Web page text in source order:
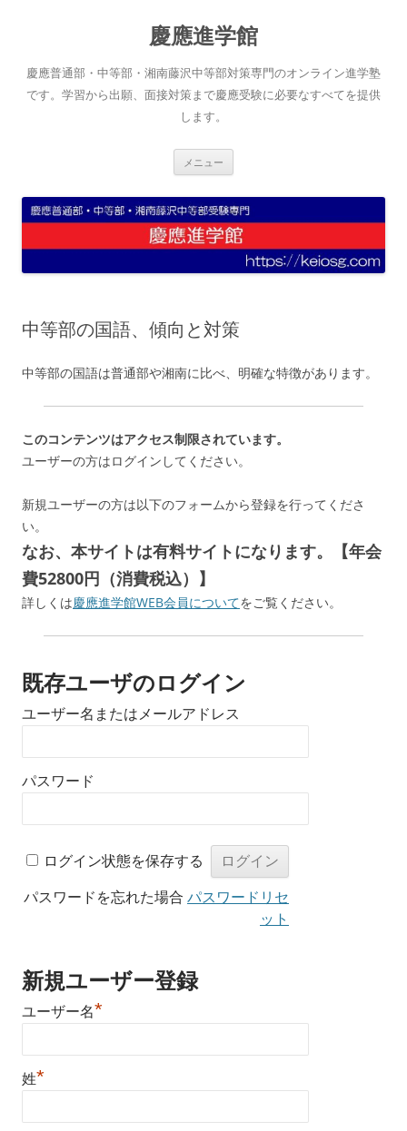
へ
ス
キ
慶應進学館
慶應普通部・中等部・湘南藤沢中等部対策専門のオンライン進学塾
です。学習から出願、面接対策まで慶應受験に必要なすべてを提供
します。
メニュー
中等部の国語、傾向と対策
中等部の国語は普通部や湘南に比べ、明確な特徴があります。
このコンテンツはアクセス制限されています。
ユーザーの方はログインしてください。
新規ユーザーの方は以下のフォームから登録を行ってくださ
い。
なお、本サイトは有料サイトになります。【年会
費52800円（消費税込）】
詳しくは慶應進学館WEB会員についてをご覧ください。
既存ユーザのログイン
ユーザー名またはメールアドレス
パスワード
ログイン状態を保存する
パスワードを忘れた場合 パスワードリセ
ット
新規ユーザー登録
ユーザー名*
姓*